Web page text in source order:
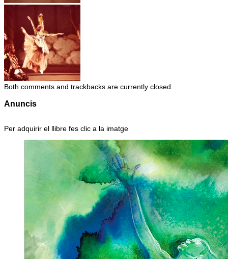
Both comments and trackbacks are currently closed.
Anuncis
Per adquirir el llibre fes clic a la imatge